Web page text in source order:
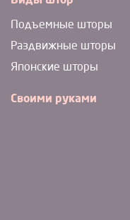
Подъемные шторы
Раздвижные шторы
Японские шторы
Своими руками